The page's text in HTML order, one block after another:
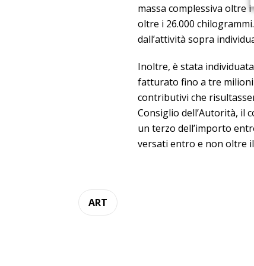
massa complessiva oltre
oltre i 26.000
dall’attività sopra
Inoltre, è stata
fatturato fino a tre
contributivi che
Consiglio dell’Autorità, il
un terzo dell’importo
versati entro e non oltre
ART